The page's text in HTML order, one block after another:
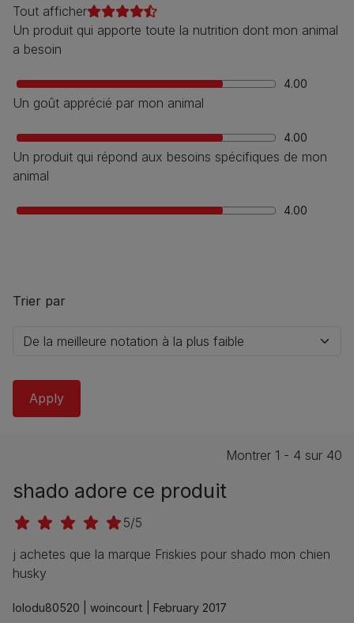
Tout afficher
Un produit qui apporte toute la nutrition dont mon animal
a besoin
4.00
Un goût apprécié par mon animal
4.00
Un produit qui répond aux besoins spécifiques de mon
animal
4.00
Trier par
Montrer 1 - 4 sur 40
shado adore ce produit
5/5
j achetes que la marque Friskies pour shado mon chien
husky
lolodu80520 | woincourt | February 2017